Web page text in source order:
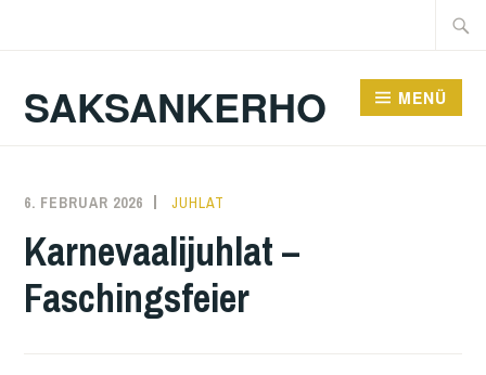
Suche
SAKSANKERHO MENÜ
6. FEBRUAR 2026 KAREN
JUHLAT
Karnevaalijuhlat –
Faschingsfeier